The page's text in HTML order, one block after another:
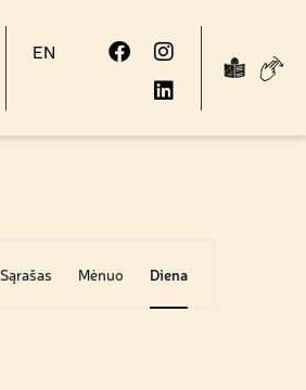
EN
Views
Sąrašas Mėnuo Diena